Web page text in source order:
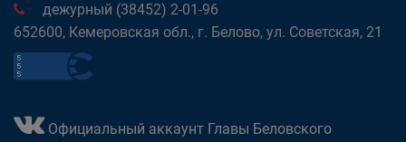
дежурный (38452) 2-01-96
652600, Кемеровская обл., г. Белово, ул. Советская, 21
Официальный аккаунт Главы Беловского